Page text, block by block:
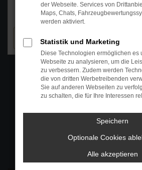
WhatsAPP
+49 4295
Telefon
MO-DO: 07:30 bis
FR: 07:30 bis 17:30
der Webseite. Services von
Maps, Chats,
werden aktiviert.
Statistik und Marketing
Diese Technologien ermöglichen es
Webseite zu analysieren, um die
zu verbessern. Zudem werden
die von dritten Werbetreibenden
Sie auf anderen Webseiten zu
zu schalten, die für Ihre Interessen
Speichern
Optionale Cookies
Alle akzeptieren